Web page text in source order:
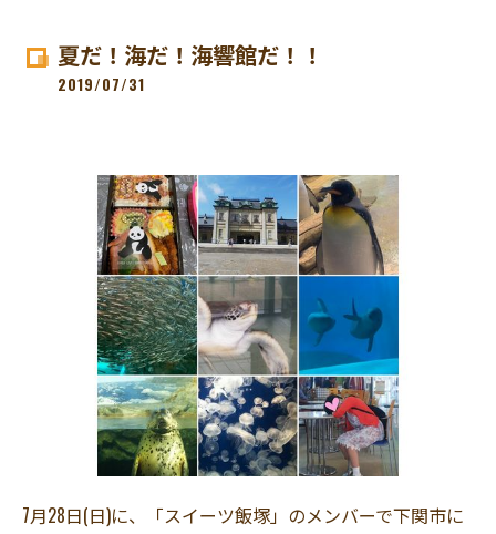
夏だ！海だ！海響館だ！！
2019/07/31
7月28日(日)に、「スイーツ飯塚」のメンバーで下関市に